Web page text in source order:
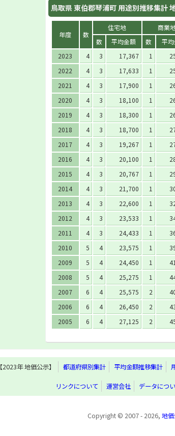
鳥取県 東伯郡琴浦町 用途別推移集計
年度 数
住宅地 商業
数
平均金額 数 平
2023
4 3 17,367 1
2022
4 3 17,633 1
2021
4 3 17,900 1
2020
4 3 18,100 1
2019
4 3 18,300 1
2018
4 3 18,700 1
2017
4 3 19,267 1
2016
4 3 20,100 1
2015
4 3 20,767 1
2014
4 3 21,700 1
2013
4 3 22,600 1
2012
4 3 23,533 1
2011
4 3 24,433 1
2010
5 4 23,575 1
2009
5 4 24,450 1
2008
5 4 25,275 1
2007
6 4 25,575 2
2006
6 4 26,450 2
2005
6 4 27,125 2
【2023年 地価公示】 都道府県別集計 平均金額推移集計
リンクについて 運営会社 データにつ
Copyright © 2007 - 2026,地